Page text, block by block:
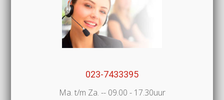
023-7433395
Ma. t/m Za. -- 09.00 - 17.30uur